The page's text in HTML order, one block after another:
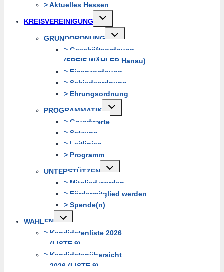
> Aktuelles Hessen
KREISVEREINIGUNG
Untermenü
GRUNDORDNUNG
Untermenü
erweitern
> Geschäftsordnung
(FREIE WÄHLER Hanau)
> Finanzordnung
> Schiedsordnung
> Ehrungsordnung
PROGRAMMATIK
Untermenü
> Grundwerte
> Satzung
> Leitlinien
> Programm
UNTERSTÜTZEN
Untermenü
erweitern
> Mitglied werden
> Fördermitglied werden
> Spende(n)
WAHLEN
Untermenü
erweitern
> Kandidatenliste 2026
(LISTE 9)
> Kandidatenübersicht
2026 (LISTE 9)